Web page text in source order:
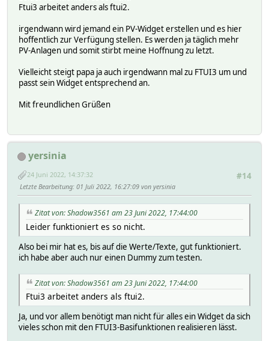
Ftui3 arbeitet anders als ftui2.
irgendwann wird jemand ein PV-Widget erstellen und es hier
hoffentlich zur Verfügung stellen. Es werden ja täglich mehr
PV-Anlagen und somit stirbt meine Hoffnung zu letzt.
Vielleicht steigt papa ja auch irgendwann mal zu FTUI3 um und
passt sein Widget entsprechend an.
Mit freundlichen Grüßen
yersinia
#14
24 Juni 2022, 14:37:32
Letzte Bearbeitung: 01 Juli 2022, 16:27:09 von yersinia
Zitat von: Shadow3561 am 23 Juni 2022, 17:44:00
Leider funktioniert es so nicht.
Also bei mir hat es, bis auf die Werte/Texte, gut funktioniert.
ich habe aber auch nur einen Dummy zum testen.
Zitat von: Shadow3561 am 23 Juni 2022, 17:44:00
Ftui3 arbeitet anders als ftui2.
Ja, und vor allem benötigt man nicht für alles ein Widget da sich
vieles schon mit den FTUI3-Basifunktionen realisieren lässt.